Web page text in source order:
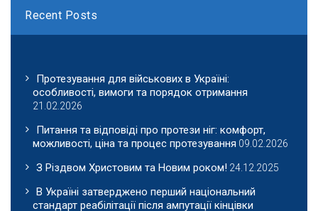
Recent Posts
Протезування для військових в Україні:
особливості, вимоги та порядок отримання
21.02.2026
Питання та відповіді про протези ніг: комфорт,
можливості, ціна та процес протезування 09.02.2026
З Різдвом Христовим та Новим роком! 24.12.2025
В Україні затверджено перший національний
стандарт реабілітації після ампутації кінцівки